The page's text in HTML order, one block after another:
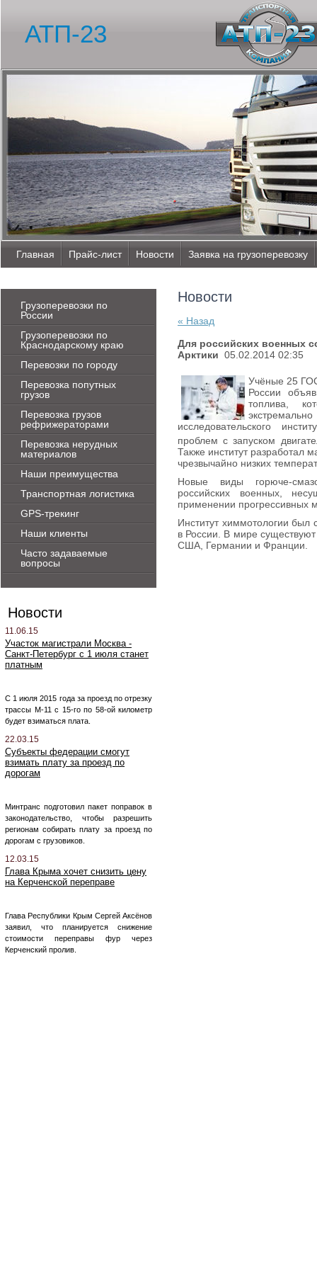
АТП-23
Главная Прайс-лист Новости Заявка на грузоперевозку
Грузоперевозки по
России
Грузоперевозки по
Краснодарскому краю
Перевозки по городу
Перевозка попутных
грузов
Перевозка грузов
рефрижераторами
Перевозка нерудных
материалов
Наши преимущества
Транспортная логистика
GPS-трекинг
Наши клиенты
Часто задаваемые
вопросы
Новости
11.06.15
Участок магистрали Москва -
Санкт-Петербург с 1 июля станет
платным
С 1 июля 2015 года за проезд по отрезку
трассы М-11 с 15-го по 58-ой километр
будет взиматься плата.
22.03.15
Субъекты федерации смогут
взимать плату за проезд по
дорогам
Минтранс подготовил пакет поправок в
законодательство, чтобы разрешить
регионам собирать плату за проезд по
дорогам с грузовиков.
12.03.15
Глава Крыма хочет снизить цену
на Керченской переправе
Глава Республики Крым Сергей Аксёнов
заявил, что планируется снижение
стоимости переправы фур через
Керченский пролив.
Новости
« Назад
Для российских военных
Арктики 05.02.2014 02:35
Учёные 25
России
топлива,
исследовательского
проблем с запуском
Также институт разработал
чрезвычайно низких
Новые виды горюче-
российских военных,
применении прогрессивных
Институт химмотологии был
в России. В мире
США, Германии и Франции.